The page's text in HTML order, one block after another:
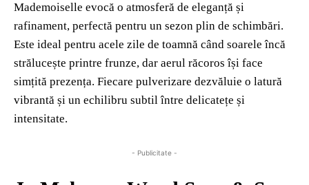
Mademoiselle evocă o atmosferă de eleganță și
rafinament, perfectă pentru un sezon plin de schimbări.
Este ideal pentru acele zile de toamnă când soarele încă
strălucește printre frunze, dar aerul răcoros își face
simțită prezența. Fiecare pulverizare dezvăluie o latură
vibrantă și un echilibru subtil între delicatețe și
intensitate.
- Publicitate -